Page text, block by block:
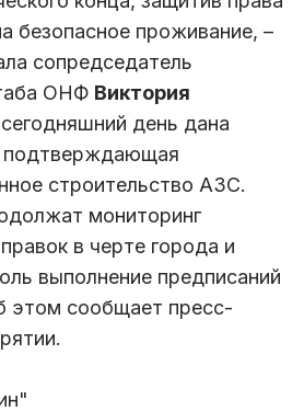
безопасное проживание, –
сопредседатель
ОНФ Виктория
день дана
подтверждающая
строительство АЗС.
мониторинг
в черте города и
выполнение предписаний
этом сообщает пресс-